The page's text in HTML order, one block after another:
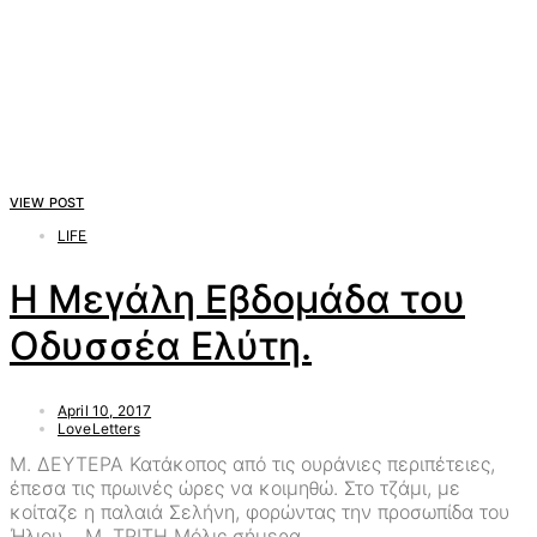
VIEW POST
LIFE
Η Μεγάλη Εβδομάδα του
Οδυσσέα Ελύτη.
April 10, 2017
LoveLetters
Μ. ΔΕΥΤΕΡΑ Κατάκοπος από τις ουράνιες περιπέτειες,
έπεσα τις πρωινές ώρες να κοιμηθώ. Στο τζάμι, με
κοίταζε η παλαιά Σελήνη, φορώντας την προσωπίδα του